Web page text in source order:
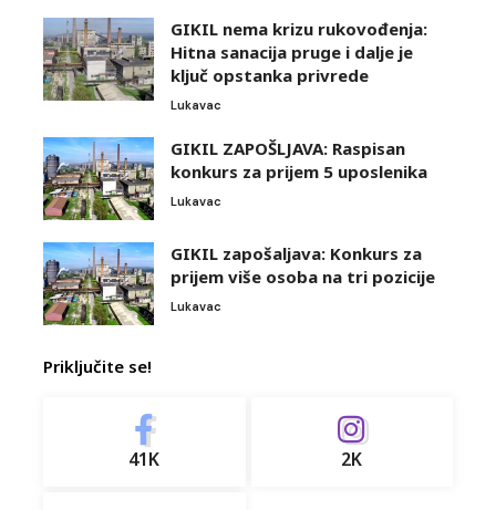
GIKIL nema krizu rukovođenja:
Hitna sanacija pruge i dalje je
ključ opstanka privrede
Lukavac
GIKIL ZAPOŠLJAVA: Raspisan
konkurs za prijem 5 uposlenika
Lukavac
GIKIL zapošaljava: Konkurs za
prijem više osoba na tri pozicije
Lukavac
Priključite se!
41K 2K